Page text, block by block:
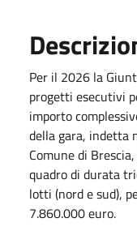
Per il 2026 la
progetti esecutivi
importo
della gara, indetta
Comune di
quadro di durata
lotti (nord e sud),
7.860.000 euro.